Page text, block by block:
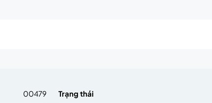
00479 Trạng thái